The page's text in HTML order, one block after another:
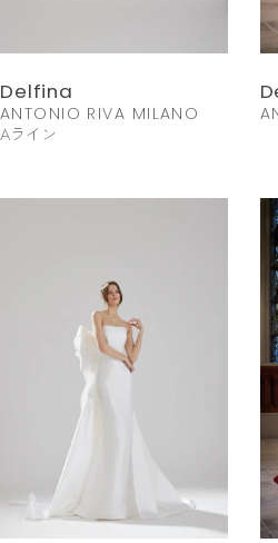
Delfina
ANTONIO RIVA MILANO
Aライン